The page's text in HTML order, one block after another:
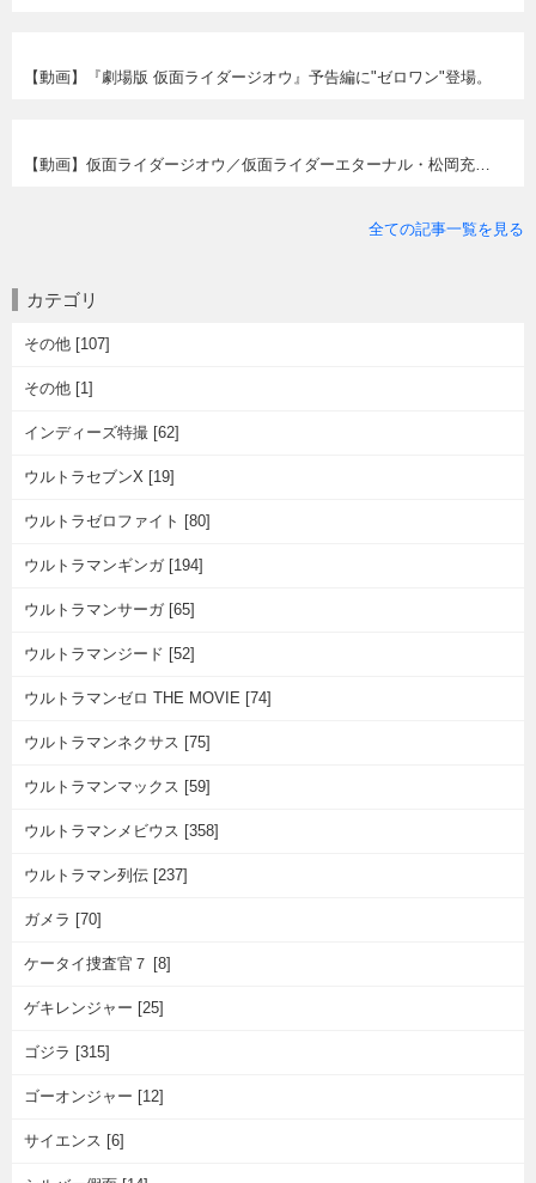
【動画】『劇場版 仮面ライダージオウ』予告編に"ゼロワン"登場。
全ての記事一覧を見る
カテゴリ
その他 [107]
その他 [1]
インディーズ特撮 [62]
ウルトラセブンX [19]
ウルトラゼロファイト [80]
ウルトラマンギンガ [194]
ウルトラマンサーガ [65]
ウルトラマンジード [52]
ウルトラマンゼロ THE MOVIE [74]
ウルトラマンネクサス [75]
ウルトラマンマックス [59]
ウルトラマンメビウス [358]
ウルトラマン列伝 [237]
ガメラ [70]
ケータイ捜査官７ [8]
ゲキレンジャー [25]
ゴジラ [315]
ゴーオンジャー [12]
サイエンス [6]